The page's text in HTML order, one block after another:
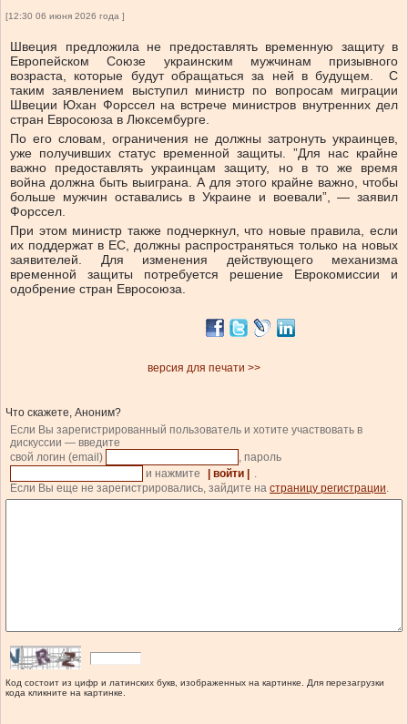
[12:30 06 июня 2026 года ]
Швеция предложила не предоставлять временную защиту в
Европейском Союзе украинским мужчинам призывного
возраста, которые будут обращаться за ней в будущем. С
таким заявлением выступил министр по вопросам миграции
Швеции Юхан Форссел на встрече министров внутренних дел
стран Евросоюза в Люксембурге.
По его словам, ограничения не должны затронуть украинцев,
уже получивших статус временной защиты. ”Для нас крайне
важно предоставлять украинцам защиту, но в то же время
война должна быть выиграна. А для этого крайне важно, чтобы
больше мужчин оставались в Украине и воевали”, — заявил
Форссел.
При этом министр также подчеркнул, что новые правила, если
их поддержат в ЕС, должны распространяться только на новых
заявителей. Для изменения действующего механизма
временной защиты потребуется решение Еврокомиссии и
одобрение стран Евросоюза.
версия для печати >>
Что скажете, Аноним?
Если Вы зарегистрированный пользователь и хотите участвовать в
дискуссии — введите
свой логин (email)
, пароль
и нажмите
| войти |
.
Если Вы еще не зарегистрировались, зайдите на страницу регистрации.
Код состоит из цифр и латинских букв, изображенных на картинке. Для перезагрузки
кода кликните на картинке.